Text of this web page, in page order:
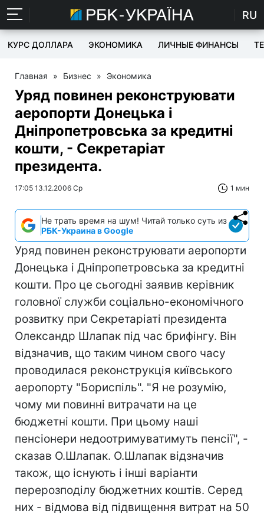
RU
КУРС ДОЛЛАРА ЭКОНОМИКА ЛИЧНЫЕ ФИНАНСЫ
Главная » Бизнес » Экономика
Уряд повинен реконструювати
аеропорти Донецька і
Дніпропетровська за кредитні
кошти, - Секретаріат
президента.
17:05 13.12.2006 Ср 1 мин
Не трать время на шум! Читай только суть из
РБК-Украина в Google
Уряд повинен реконструювати аеропорти
Донецька і Дніпропетровська за кредитні
кошти. Про це сьогодні заявив керівник
головної служби соціально-економічного
розвитку при Секретаріаті президента
Олександр Шлапак під час брифінгу. Він
відзначив, що таким чином свого часу
проводилася реконструкція київського
аеропорту "Бориспіль". "Я не розумію,
чому ми повинні витрачати на це
бюджетні кошти. При цьому наші
пенсіонери недоотримуватимуть пенсії", -
сказав О.Шлапак. О.Шлапак відзначив
також, що існують і інші варіанти
перерозподілу бюджетних коштів. Серед
них - відмова від підвищення витрат на 50